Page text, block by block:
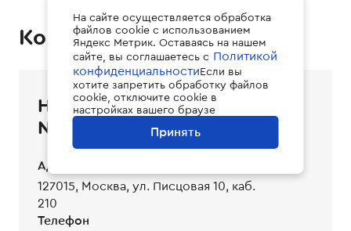
На сайте осуществляется обработка
файлов cookie с использованием
Яндекс Метрик. Оставаясь на нашем
сайте, вы соглашаетесь с Политикой
конфиденциальностиЕсли вы
хотите запретить обработку файлов
cookie, отключите cookie в
настройках вашего браузе
Принять
Контакты
НОЦ ПРИ ГБУЗ «ГКБ
№24 ДЗМ»
Адрес
127015, Москва, ул. Писцовая 10, каб.
210
Телефон